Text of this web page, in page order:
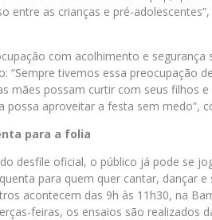
entre as crianças e pré-
com acolhimento e segurança
“Sempre tivemos essa preocupação
mães possam curtir com seus filhos
possa aproveitar a festa sem medo”,
para a folia
desfile oficial, o público já pode se
para quem quer cantar, dançar e
acontecem das 9h às 11h30, na
feiras, os ensaios são realizados